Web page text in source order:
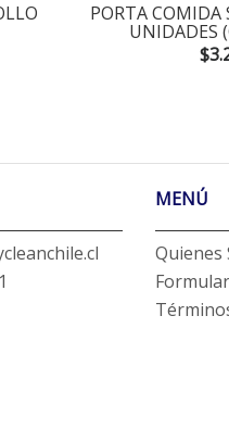
PORTA
UNIDADES
MENÚ
Quienes